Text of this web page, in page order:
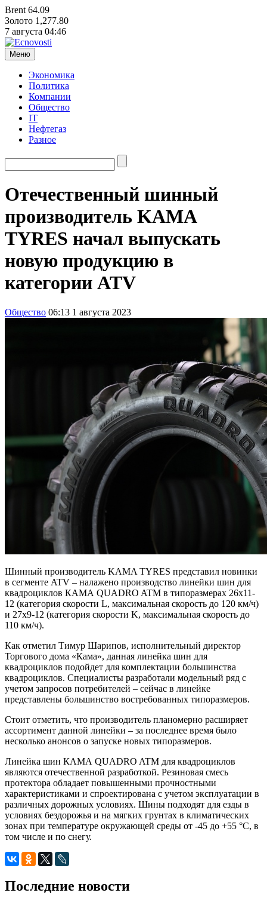
Brent 64.09
Золото 1,277.80
7 августа 04:46
Меню
Экономика
Политика
Компании
Общество
IT
Нефтегаз
Разное
Отечественный шинный
производитель KAMA
TYRES начал выпускать
новую продукцию в
категории ATV
Общество 06:13 1 августа 2023
Шинный производитель KAMA TYRES представил новинки
в сегменте ATV – налажено производство линейки шин для
квадроциклов КАМА QUADRO ATM в типоразмерах 26х11-
12 (категория скорости L, максимальная скорость до 120 км/ч)
и 27х9-12 (категория скорости K, максимальная скорость до
110 км/ч).
Как отметил Тимур Шарипов, исполнительный директор
Торгового дома «Кама», данная линейка шин для
квадроциклов подойдет для комплектации большинства
квадроциклов. Специалисты разработали модельный ряд с
учетом запросов потребителей – сейчас в линейке
представлены большинство востребованных типоразмеров.
Стоит отметить, что производитель планомерно расширяет
ассортимент данной линейки – за последнее время было
несколько анонсов о запуске новых типоразмеров.
Линейка шин КАМА QUADRO ATM для квадроциклов
являются отечественной разработкой. Резиновая смесь
протектора обладает повышенными прочностными
характеристиками и спроектирована с учетом эксплуатации в
различных дорожных условиях. Шины подходят для езды в
условиях бездорожья и на мягких грунтах в климатических
зонах при температуре окружающей среды от -45 до +55 °C, в
том числе и по снегу.
Последние новости